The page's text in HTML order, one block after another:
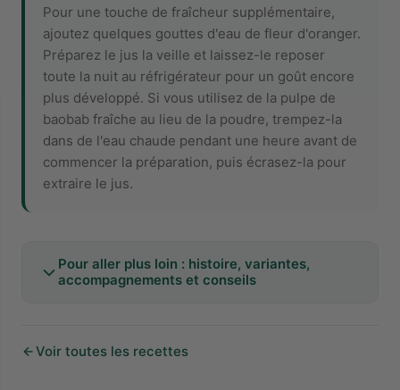
Pour une touche de fraîcheur supplémentaire,
ajoutez quelques gouttes d'eau de fleur d'oranger.
Préparez le jus la veille et laissez-le reposer
toute la nuit au réfrigérateur pour un goût encore
plus développé. Si vous utilisez de la pulpe de
baobab fraîche au lieu de la poudre, trempez-la
dans de l'eau chaude pendant une heure avant de
commencer la préparation, puis écrasez-la pour
extraire le jus.
Pour aller plus loin : histoire, variantes,
accompagnements et conseils
Voir toutes les recettes